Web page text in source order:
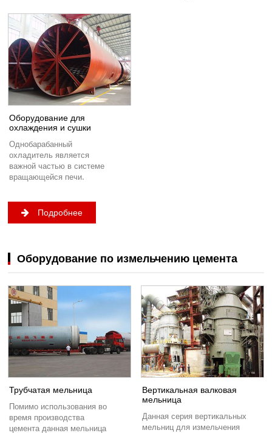
Оборудование для
охлаждения и сушки
Однобарабанный
охладитель является
важной частью в системе
вращающейся печи.
Подробнее
Оборудование по измельчению цемента
Трубчатая мельница
Помимо использования во
время производства
цемента данная мельница
Вертикальная валковая
мельница
Данная серия вертикальных
мельниц для измельчения